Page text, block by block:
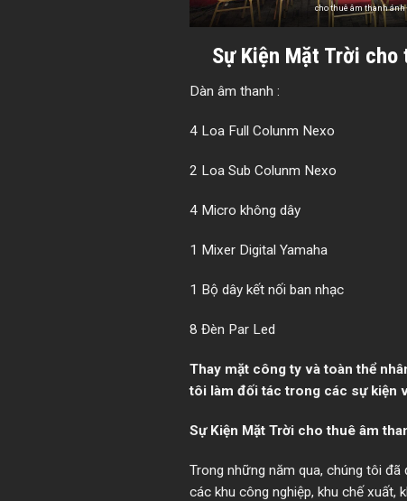
cho thuê âm thanh ánh
Sự Kiện Mặt Trời cho
Dàn âm thanh :
4 Loa Full Colunm Nexo
2 Loa Sub Colunm Nexo
4 Micro không dây
1 Mixer Digital Yamaha
1 Bộ dây kết nối ban nhạc
8 Đèn Par Led
Thay mặt công ty và toàn thể
tôi làm đối tác trong các sự kiện
Sự Kiện Mặt Trời cho thuê âm
Trong những năm qua, chúng tôi
các khu công nghiệp, khu chế